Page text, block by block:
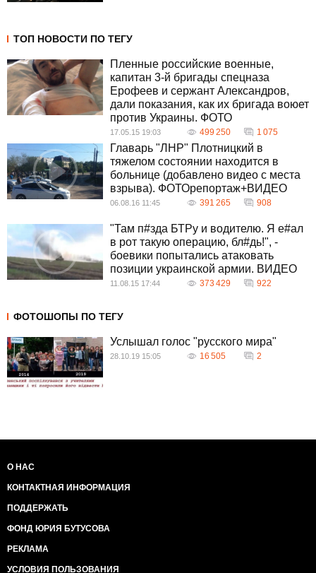
ТОП НОВОСТИ ПО ТЕГУ
Пленные российские военные,
капитан 3-й бригады спецназа
Ерофеев и сержант Александров,
дали показания, как их бригада воюет
против Украины. ФОТО
17.05.15 19:03 499 250 1 075
Главарь "ЛНР" Плотницкий в
тяжелом состоянии находится в
больнице (добавлено видео с места
взрыва). ФОТОрепортаж+ВИДЕО
06.08.16 11:45 391 265 908
"Там п#зда БТРу и водителю. Я е#ал
в рот такую операцию, бл#дь!", -
боевики попытались атаковать
позиции украинской армии. ВИДЕО
11.08.15 17:44 373 429 922
ФОТОШОПЫ ПО ТЕГУ
Услышал голос "русского мира"
28.10.19 15:05 16 505 2
О НАС
КОНТАКТНАЯ ИНФОРМАЦИЯ
ПОДДЕРЖАТЬ
ФОНД ЮРИЯ БУТУСОВА
РЕКЛАМА
УСЛОВИЯ ПОЛЬЗОВАНИЯ